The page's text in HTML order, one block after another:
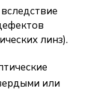
линз).
или